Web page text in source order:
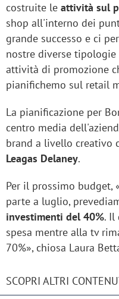
costruite le attività sul
shop all'interno dei
grande successo e ci
nostre diverse
attività di promozione
pianifichemo sul retail
La pianificazione per
centro media
brand a livello creativo
Leagas Delaney.
Per il prossimo budget,
parte a luglio,
investimenti del 40%. Il
spesa mentre alla tv
70%», chiosa Laura
SCOPRI ALTRI